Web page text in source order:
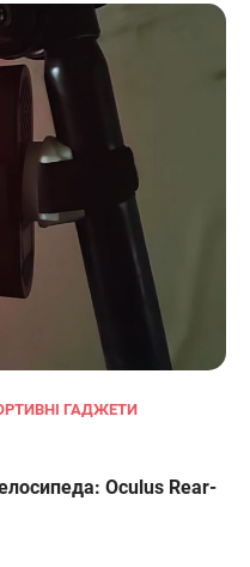
ГАДЖЕТИ
Oculus Rear-